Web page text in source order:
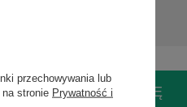
SIĘ I ZOBACZ CENĘ
przechowywania lub
stronie Prywatność i